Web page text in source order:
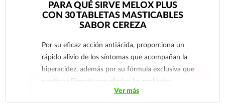
PARA QUÉ SIRVE MELOX PLUS
CON 30 TABLETAS MASTICABLES
SABOR CEREZA
Por su eficaz acción antiácida, proporciona un
rápido alivio de los síntomas que acompañan la
hiperacidez, además por su fórmula exclusiva que
contiene Dimeticona elimina las molestias
producidas por el exceso de gases.
Ver más